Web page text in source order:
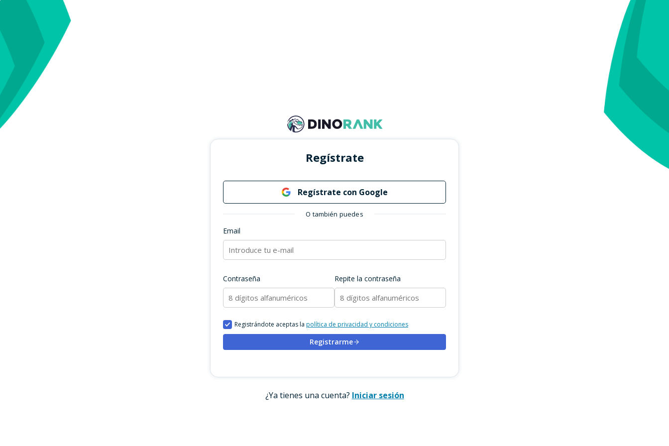
Regístrate
Regístrate con Google
O también puedes
Email
Contraseña Repite la contraseña
Registrándote aceptas la política de privacidad y condiciones
Registrarme
¿Ya tienes una cuenta? Iniciar sesión